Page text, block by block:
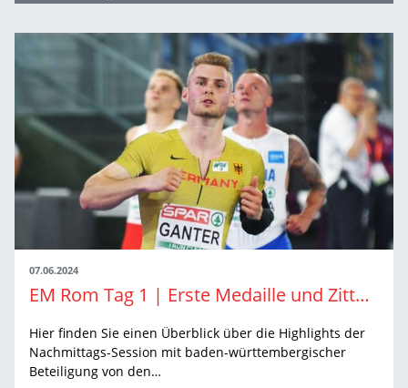
07.06.2024
EM Rom Tag 1 | Erste Medaille und Zitterpartien
Hier finden Sie einen Überblick über die Highlights der
Nachmittags-Session mit baden-württembergischer
Beteiligung von den…